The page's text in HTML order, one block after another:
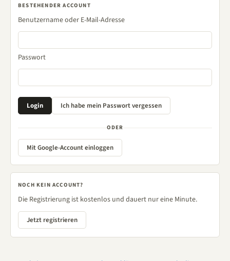
BESTEHENDER ACCOUNT
Benutzername oder E-Mail-Adresse
Passwort
ODER
Mit Google-Account einloggen
NOCH KEIN ACCOUNT?
Die Registrierung ist kostenlos und dauert nur eine Minute.
Jetzt registrieren